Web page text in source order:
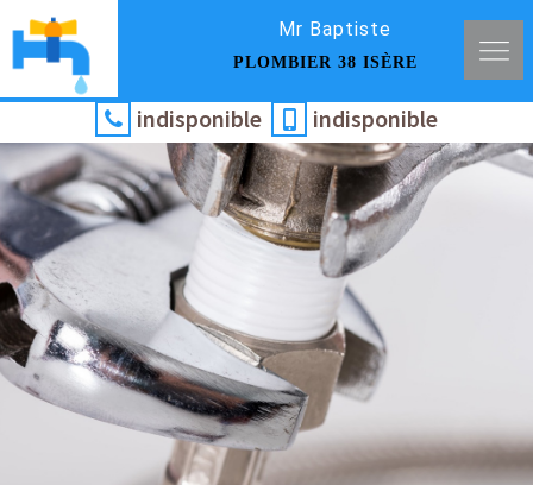
Mr Baptiste
PLOMBIER 38 ISÈRE
indisponible indisponible